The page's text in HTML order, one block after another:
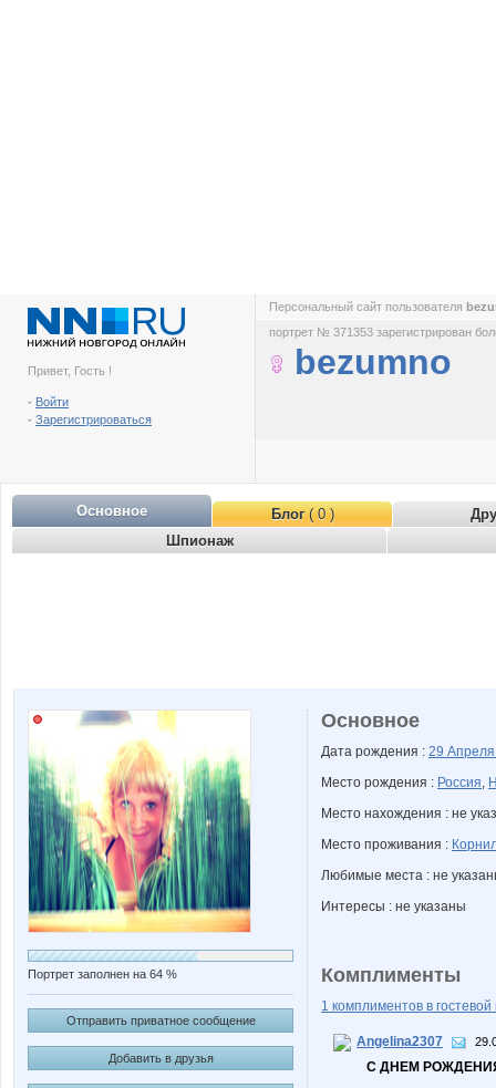
Привет, Гость !
- Войти
- Зарегистрироваться
Персональный сайт пользователя
портрет № 371353 зарегистрирован
bezumno
Основное Блог( 0 )
Шпионаж
Портрет заполнен на 64 %
Отправить приватное сообщение
Добавить в друзья
Основное
Дата рождения : 29
Место рождения : Россия,
Место нахождения : не
Место проживания :
Любимые места : не
Интересы : не указаны
Комплименты
1 комплиментов в гостевой
Angelina2307
С ДНЕМ